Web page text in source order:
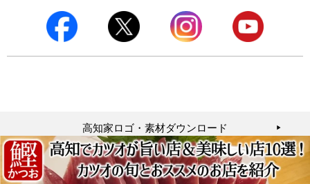
高知家ロゴ・素材ダウンロード ▶︎
Privacy Policy